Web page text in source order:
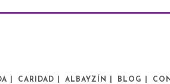
| CARIDAD | ALBAYZÍN | BLOG |